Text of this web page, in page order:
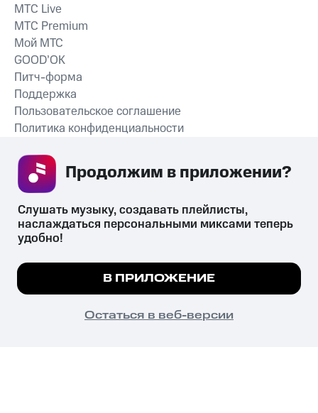
СКАЧАТЬ ПРИЛОЖЕНИЕ
MTС Live
MTС Premium
Мой МТС
GOOD’OK
Питч-форма
Поддержка
Пользовательское соглашение
Политика конфиденциальности
психотропных веществ, их аналогов причиняет вред здоровью,
их незаконный оборот запрещён и влечёт установленную
законодательством ответственность.
© 2026 ООО «КИОН».
Все права защищены
Мы используем куки, чтобы на сайте все
Подробнее
ПОНЯТНО
Слушать музыку, создавать плейлисты,
наслаждаться персональными миксами теперь
удобно!
В ПРИЛОЖЕНИЕ
Остаться в веб-версии